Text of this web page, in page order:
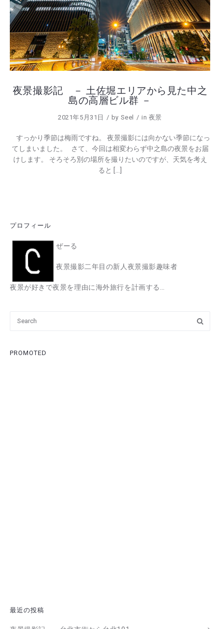
夜景撮影記 － 土佐堀エリアから見た中之
島の高層ビル群 －
2021年5月31日 by Seel in 夜景
すっかり季節は梅雨ですね。 夜景撮影には向かない季節になっ
てしまいました。 さて、今回は相変わらず中之島の夜景をお届
けします。 そろそろ別の場所を撮りたいのですが、天気を考え
ると […]
プロフィール
ぜーる
夜景撮影二年目の新人夜景撮影趣味者
夜景が好きで夜景を理由に海外旅行を計画する…
PROMOTED
最近の投稿